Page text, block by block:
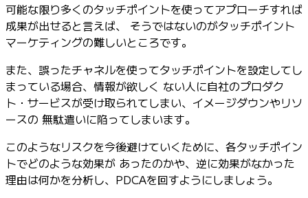
可能な限り多くのタッチポイントを使ってアプローチすれば
成果が出せると言えば、 そうではないのがタッチポイント
マーケティングの難しいところです。
また、誤ったチャネルを使ってタッチポイントを設定してし
まっている場合、情報が欲しく ない人に自社のプロダク
ト・サービスが受け取られてしまい、イメージダウンやリソ
ースの 無駄遣いに陥ってしまいます。
このようなリスクを今後避けていくために、各タッチポイン
トでどのような効果が あったのかや、逆に効果がなかった
理由は何かを分析し、PDCAを回すようにしましょう。